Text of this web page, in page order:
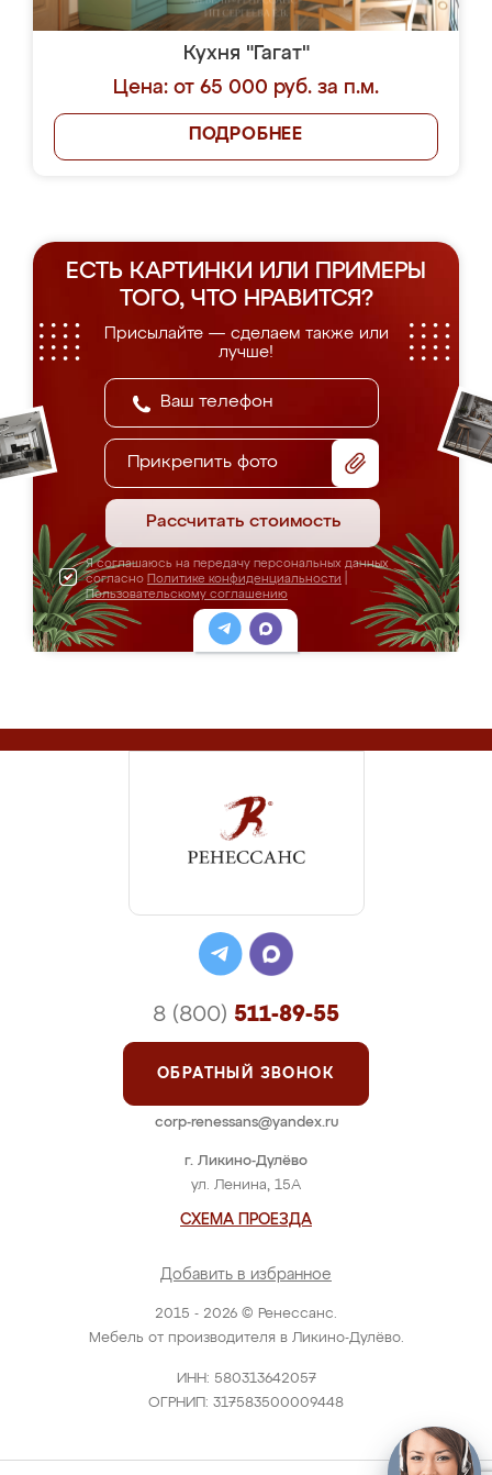
Кухня "Гагат"
Цена: от 65 000 руб. за п.м.
ПОДРОБНЕЕ
ЕСТЬ КАРТИНКИ ИЛИ ПРИМЕРЫ
ТОГО, ЧТО НРАВИТСЯ?
Присылайте — сделаем также или
лучше!
Прикрепить фото
Рассчитать стоимость
Я соглашаюсь на передачу персональных данных
согласно Политике конфиденциальности
Пользовательскому соглашению
2015 - 2026 © Ренессанс.
Мебель от производителя в Ликино-Дулёво.
ИНН: 580313642057
ОГРНИП: 317583500009448
г. Ликино-Дулёво
ул. Ленина, 15А
СХЕМА ПРОЕЗДА
Добавить в избранное
8 (800) 511-89-55
ОБРАТНЫЙ ЗВОНОК
corp-renessans@yandex.ru